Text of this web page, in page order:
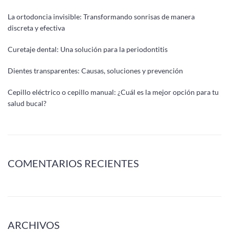
La ortodoncia invisible: Transformando sonrisas de manera
discreta y efectiva
Curetaje dental: Una solución para la periodontitis
Dientes transparentes: Causas, soluciones y prevención
Cepillo eléctrico o cepillo manual: ¿Cuál es la mejor opción para tu
salud bucal?
COMENTARIOS RECIENTES
ARCHIVOS